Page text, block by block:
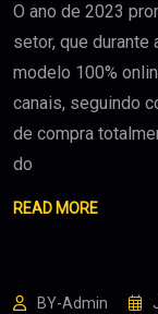
O ano de 2023
setor, que durante
modelo 100%
canais, seguindo
de compra
do
READ MORE
BY-Admin